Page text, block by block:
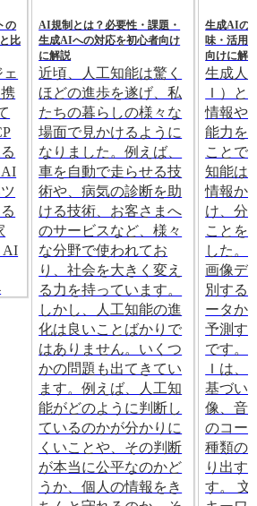
の
比
AI
AI
AI規制とは？必要性・課題・
生成AIへの対応を初心者向け
に解説
近頃、人工知能は驚く
ほどの進歩を遂げ、私
たちの暮らしの様々な
場面で見かけるように
なりました。例えば、
車を自動で走らせる技
術や、病気の診断を助
ける技術、お客さまへ
のサービスなど、様々
な分野で使われてお
り、社会を大きく変え
る力を持っています。
しかし、人工知能の進
化は良いことばかりで
はありません。いくつ
かの問題も出てきてい
ます。例えば、人工知
能がどのように判断し
ているのかが分かりに
くいことや、その判断
が本当に公平なのかど
うか、個人の情報をき
生成AIの
味・活用
向けに解
生成人
Ｉ）と
情報や
能力を
ことで
知能は
情報か
け、分
ことを
した。
画像デ
別する
ータか
予測す
です。
Ｉは、
基づい
像、音
のコー
種類の
り出す
す。 文